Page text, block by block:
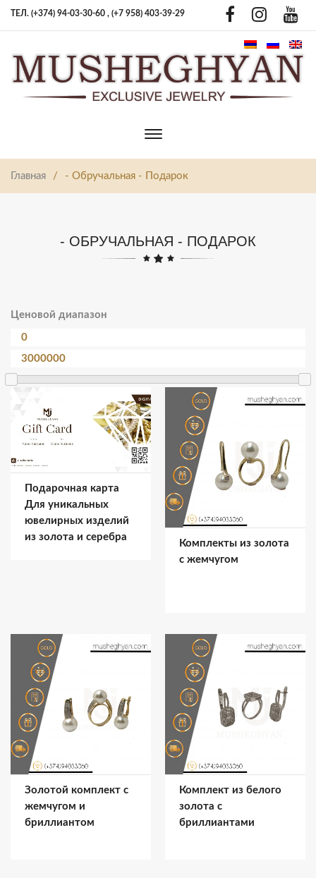
ТЕЛ. (+374) 94-03-30-60 , (+7 958) 403-39-29
Toggle
Главная / - Обручальная - Подарок
- ОБРУЧАЛЬНАЯ - ПОДАРОК
Ценовой диапазон
Подарочная карта
Для уникальных
ювелирных изделий
из золота и серебра
Комплекты из золота
с жемчугом
Золотой комплект с
жемчугом и
бриллиантом
Комплект из белого
золота с
бриллиантами